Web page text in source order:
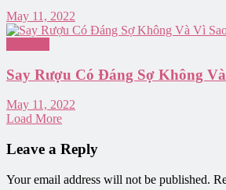
May 11, 2022
Say Rượu Có Đáng Sợ Không
May 11, 2022
Load More
Leave a Reply
Your email address will not be published.